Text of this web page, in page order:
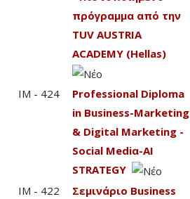
πρόγραμμα από την
TUV AUSTRIA
ACADEMY (Hellas)
IM - 424
Professional Diploma
in Business-Marketing
& Digital Marketing -
Social Mediα-AI
STRATEGY
IM - 422
Σεμινάριο Business